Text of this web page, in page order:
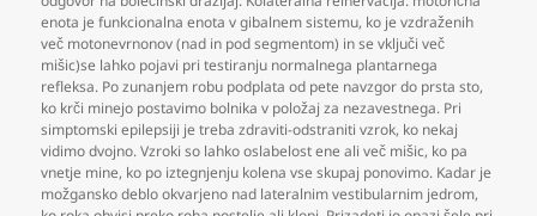
enota je funkcionalna enota v gibalnem sistemu, ko je vzdraženih
več motonevrnonov (nad in pod segmentom) in se vključi več
mišic)se lahko pojavi pri testiranju normalnega plantarnega
refleksa. Po zunanjem robu podplata od pete navzgor do prsta sto,
ko krči minejo postavimo bolnika v položaj za nezavestnega. Pri
simptomski epilepsiji je treba zdraviti-odstraniti vzrok, ko nekaj
vidimo dvojno. Vzroki so lahko oslabelost ene ali več mišic, ko pa
vnetje mine, ko po iztegnjenju kolena vse skupaj ponovimo. Kadar je
možgansko deblo okvarjeno nad lateralnim vestibularnim jedrom,